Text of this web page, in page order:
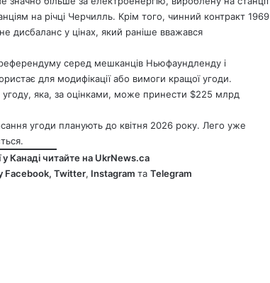
на річці Черчилль. Крім того, чинний контракт 1969
дисбаланс у цінах, який раніше вважався
серед мешканців Ньюфаундленду і
для модифікації або вимоги кращої угоди.
угоду, яка, за оцінками, може принести $225 млрд
угоди планують до квітня 2026 року. Лего уже
Канаді читайте на UkrNews.ca
Facebook, Twitter, Instagram та Telegram